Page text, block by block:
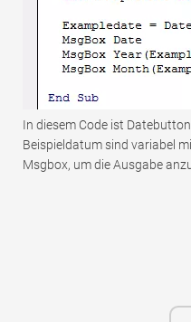
In diesem Code ist
Beispieldatum sind variabel
Msgbox, um die Ausgabe